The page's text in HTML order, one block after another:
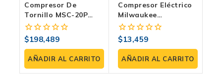
Compresor De
Tornillo MSC-20P
SHTS: Tu Nueva
Central De Poder
Inagotable
0
fuera
de
5
$198,489
AÑADIR AL CARRITO
Compresor Eléctrico
Milwaukee
COMPE20V70 | 2 HP,
70 Litros, 120 PSI
0
fuera
de
5
$13,459
AÑADIR AL CARRITO